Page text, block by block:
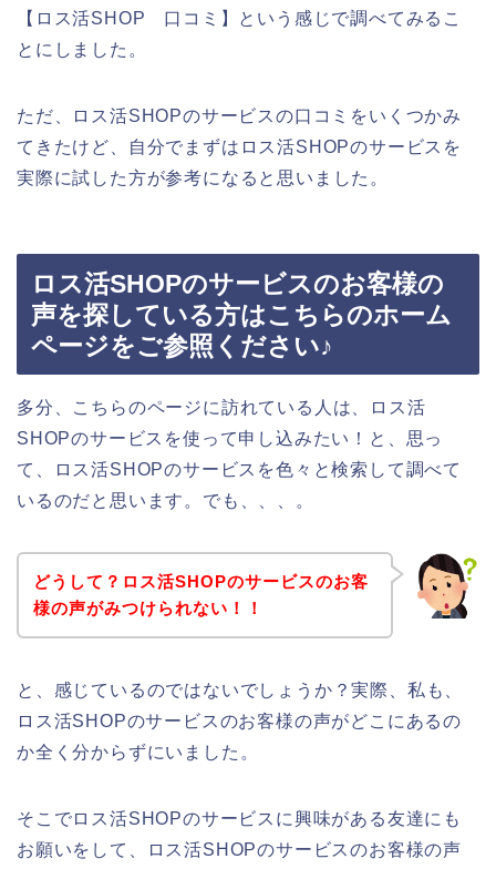
【ロス活SHOP 口コミ】という感じで調べてみるこ
とにしました。
ただ、ロス活SHOPのサービスの口コミをいくつかみ
てきたけど、自分でまずはロス活SHOPのサービスを
実際に試した方が参考になると思いました。
ロス活SHOPのサービスのお客様の
声を探している方はこちらのホーム
ページをご参照ください♪
多分、こちらのページに訪れている人は、ロス活
SHOPのサービスを使って申し込みたい！と、思っ
て、ロス活SHOPのサービスを色々と検索して調べて
いるのだと思います。でも、、、。
どうして？ロス活SHOPのサービスのお客
様の声がみつけられない！！
と、感じているのではないでしょうか？実際、私も、
ロス活SHOPのサービスのお客様の声がどこにあるの
か全く分からずにいました。
そこでロス活SHOPのサービスに興味がある友達にも
お願いをして、ロス活SHOPのサービスのお客様の声